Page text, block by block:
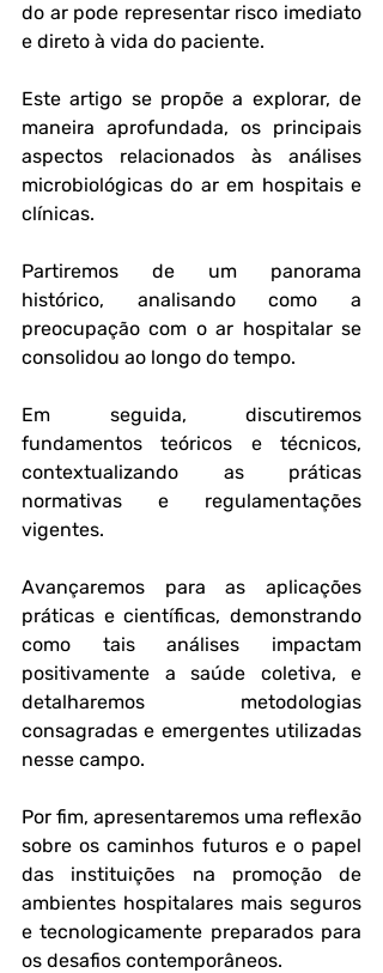
do ar pode representar risco imediato
e direto à vida do paciente.
Este artigo se propõe a explorar, de
maneira aprofundada, os principais
aspectos relacionados às análises
microbiológicas do ar em hospitais e
clínicas.
Partiremos de um panorama
histórico, analisando como a
preocupação com o ar hospitalar se
consolidou ao longo do tempo.
Em seguida, discutiremos
fundamentos teóricos e técnicos,
contextualizando as práticas
normativas e regulamentações
vigentes.
Avançaremos para as aplicações
práticas e científicas, demonstrando
como tais análises impactam
positivamente a saúde coletiva, e
detalharemos metodologias
consagradas e emergentes utilizadas
nesse campo.
Por fim, apresentaremos uma reflexão
sobre os caminhos futuros e o papel
das instituições na promoção de
ambientes hospitalares mais seguros
e tecnologicamente preparados para
os desafios contemporâneos.